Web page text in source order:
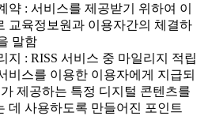
: 서비스를 제공받기 위하여 이
교육정보원과 이용자간의 체결하
말함
지 : RISS 서비스 중 마일리지 적립
비스를 이용한 이용자에게 지급되
가 제공하는 특정 디지털 콘텐츠를
데 사용하도록 만들어진 포인트